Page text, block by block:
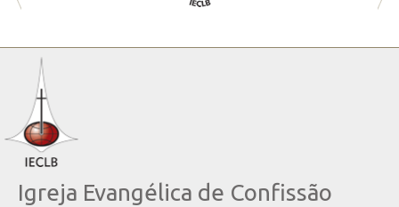
Igreja Evangélica de Confissão